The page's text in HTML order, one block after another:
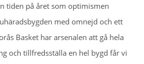
tiden på året som optimismen
med omnejd och ett
Basket har arsenalen att gå hela
och tillfredsställa en hel bygd får vi